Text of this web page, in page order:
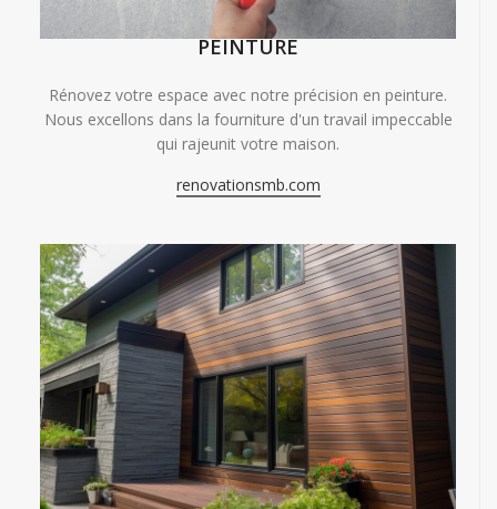
PEINTURE
Rénovez votre espace avec notre précision en peinture.
Nous excellons dans la fourniture d'un travail impeccable
qui rajeunit votre maison.
renovationsmb.com